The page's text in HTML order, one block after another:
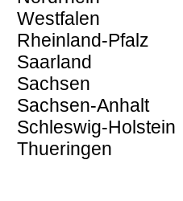
Westfalen
Rheinland-Pfalz
Saarland
Sachsen
Sachsen-Anhalt
Schleswig-Holstein
Thueringen